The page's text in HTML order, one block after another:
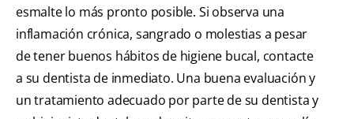
esmalte lo más pronto posible. Si observa una
inflamación crónica, sangrado o molestias a pesar
de tener buenos hábitos de higiene bucal, contacte
a su dentista de inmediato. Una buena evaluación y
un tratamiento adecuado por parte de su dentista y